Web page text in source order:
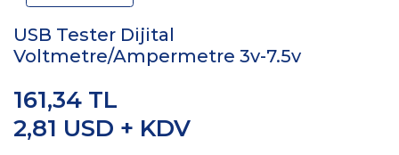
USB Tester Dijital
Voltmetre/Ampermetre 3v-7.5v
2,81 USD + KDV
161,34 TL